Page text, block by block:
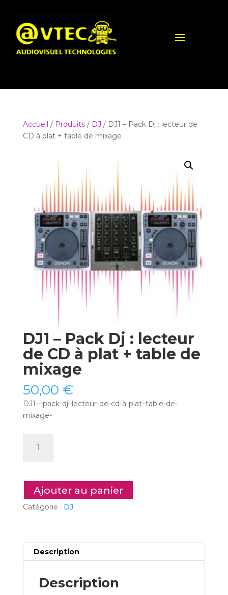
Accueil / Produits/ DJ / DJ1 – Pack Dj : lecteur de
CD à plat + table de mixage
DJ1 – Pack Dj : lecteur
de CD à plat + table de
mixage
50,00 €
DJ1—pack-dj–lecteur-de-cd-à-plat–table-de-
mixage-
Pack
Dj
:
CD
Ajouter au panier
Catégorie : DJ
Description
Description